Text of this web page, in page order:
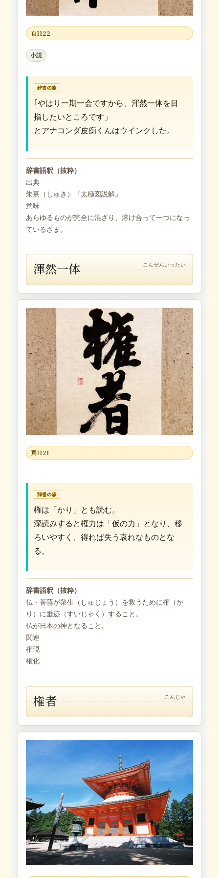
頁1122
小説
辞書の旅
｢やはり一期一会ですから、渾然一体を目
指したいところです」
とアナコンダ皮痴くんはウインクした。
辞書語釈（抜粋）
出典
朱熹（しゅき）『太極図説解』
意味
あらゆるものが完全に混ざり、溶け合って一つになっ
ているさま。
渾然一体 こんぜんいったい
頁1121
辞書の旅
権は「かり」とも読む。
深読みすると権力は「仮の力」となり、移
ろいやすく、得れば失う哀れなものとな
る。
辞書語釈（抜粋）
仏・菩薩が衆生（しゅじょう）を救うために権（か
り）に垂迹（すいじゃく）すること。
仏が日本の神となること。
関連
権現
権化
権者 ごんじゃ